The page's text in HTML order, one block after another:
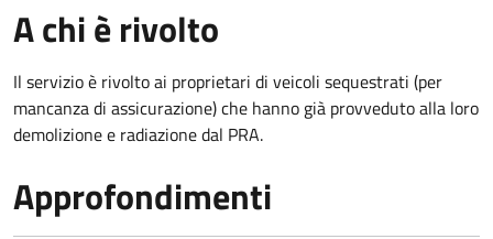
A chi è rivolto
Il servizio è rivolto ai proprietari di veicoli sequestrati (per
mancanza di assicurazione) che hanno già provveduto alla loro
demolizione e radiazione dal PRA.
Approfondimenti